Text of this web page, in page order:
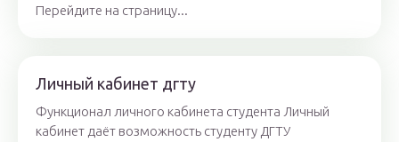
Перейдите на страницу...
Личный кабинет дгту
Функционал личного кабинета студента Личный
кабинет даёт возможность студенту ДГТУ